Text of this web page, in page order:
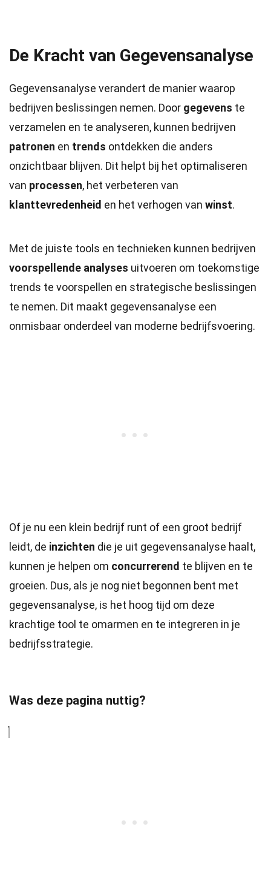
De Kracht van Gegevensanalyse
Gegevensanalyse verandert de manier waarop
bedrijven beslissingen nemen. Door gegevens te
verzamelen en te analyseren, kunnen bedrijven
patronen en trends ontdekken die anders
onzichtbaar blijven. Dit helpt bij het optimaliseren
van processen, het verbeteren van
klanttevredenheid en het verhogen van winst.
Met de juiste tools en technieken kunnen bedrijven
voorspellende analyses uitvoeren om toekomstige
trends te voorspellen en strategische beslissingen
te nemen. Dit maakt gegevensanalyse een
onmisbaar onderdeel van moderne bedrijfsvoering.
Of je nu een klein bedrijf runt of een groot bedrijf
leidt, de inzichten die je uit gegevensanalyse haalt,
kunnen je helpen om concurrerend te blijven en te
groeien. Dus, als je nog niet begonnen bent met
gegevensanalyse, is het hoog tijd om deze
krachtige tool te omarmen en te integreren in je
bedrijfsstrategie.
Was deze pagina nuttig?